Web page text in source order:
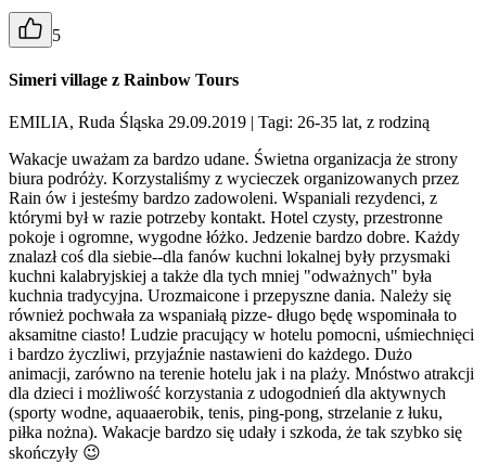
5
Simeri village z Rainbow Tours
EMILIA, Ruda Śląska 29.09.2019
| Tagi: 26-35 lat, z rodziną
Wakacje uważam za bardzo udane. Świetna organizacja że strony
biura podróży. Korzystaliśmy z wycieczek organizowanych przez
Rain ów i jesteśmy bardzo zadowoleni. Wspaniali rezydenci, z
którymi był w razie potrzeby kontakt. Hotel czysty, przestronne
pokoje i ogromne, wygodne łóżko. Jedzenie bardzo dobre. Każdy
znalazł coś dla siebie--dla fanów kuchni lokalnej były przysmaki
kuchni kalabryjskiej a także dla tych mniej "odważnych" była
kuchnia tradycyjna. Urozmaicone i przepyszne dania. Należy się
również pochwała za wspaniałą pizze- długo będę wspominała to
aksamitne ciasto! Ludzie pracujący w hotelu pomocni, uśmiechnięci
i bardzo życzliwi, przyjaźnie nastawieni do każdego. Dużo
animacji, zarówno na terenie hotelu jak i na plaży. Mnóstwo atrakcji
dla dzieci i możliwość korzystania z udogodnień dla aktywnych
(sporty wodne, aquaaerobik, tenis, ping-pong, strzelanie z łuku,
piłka nożna). Wakacje bardzo się udały i szkoda, że tak szybko się
skończyły 😉